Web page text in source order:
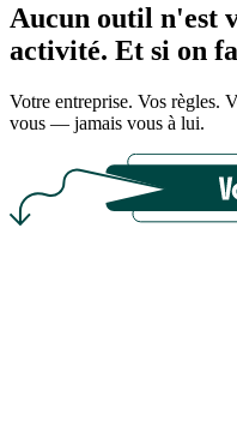
Aucun outil n'est
activité. Et si on
Votre entreprise. Vos règles.
vous — jamais vous à lui.